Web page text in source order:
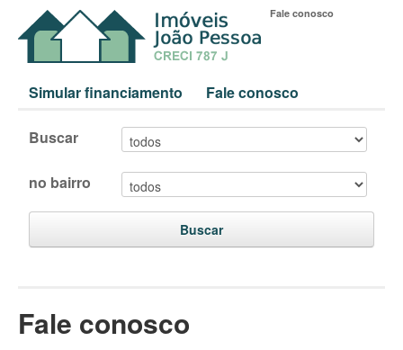
Fale conosco
Simular financiamento Fale conosco
Buscar
no bairro
Buscar
Fale conosco